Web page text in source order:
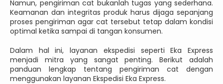
Namun, pengiriman cat bukanlah tugas yang sederhana.
Keamanan dan integritas produk harus dijaga sepanjang
proses pengiriman agar cat tersebut tetap dalam kondisi
optimal ketika sampai di tangan konsumen.
Dalam hal ini, layanan ekspedisi seperti Eka Express
menjadi mitra yang sangat penting. Berikut adalah
panduan lengkap tentang pengiriman cat dengan
menggunakan layanan Ekspedisi Eka Express.